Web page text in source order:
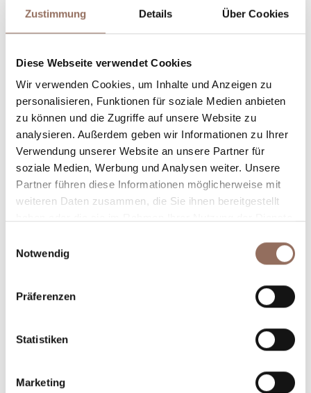
Zustimmung Details Über Cookies
Diese Webseite verwendet Cookies
Wir verwenden Cookies, um Inhalte und Anzeigen zu
personalisieren, Funktionen für soziale Medien anbieten
zu können und die Zugriffe auf unsere Website zu
analysieren. Außerdem geben wir Informationen zu Ihrer
Verwendung unserer Website an unsere Partner für
soziale Medien, Werbung und Analysen weiter. Unsere
Partner führen diese Informationen möglicherweise mit
weiteren Daten zusammen, die Sie ihnen bereitgestellt
Notwendig
Präferenzen
Statistiken
Marketing
Unterkunftskapazität
Rooms number:36
Anzahl Badezimmer:46
Beds number:71
Plane, wo du übernachtest und isst, was du in jedem
willst, mit einem Blick aufs Wetter in Echtzeit.